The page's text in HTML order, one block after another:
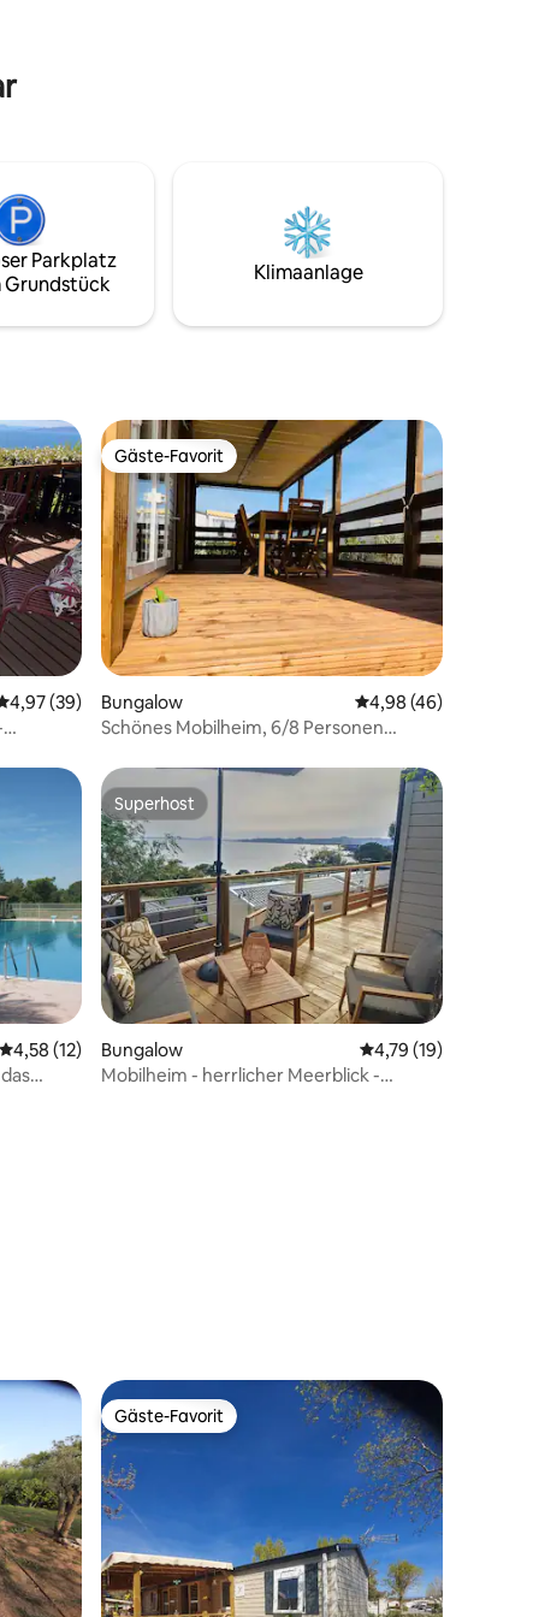
Parkplatz
Grundstück
Klimaanlage
Bewertungen Bewertung: 4,97 von 5, 39 Bewertungen
4,97 (39)
Gäste-Favorit
Gäste-Favorit
Bungalow Durchschnittliche
4,98 (46)
Schönes Mobilheim, 6/8 Personen
Bewertungen
Durchschnittliche Bewertung: 4,58 von 5, 12 Bewertungen
4,58 (12)
Superhost
Superhost
Bungalow Durchschnittliche
4,79 (19)
Mobilheim - herrlicher Meerblick -
Gäste-Favorit
Gäste-Favorit